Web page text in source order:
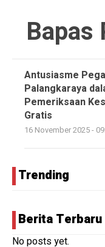
Bapas
Antusiasme
Palangkaraya
Pemeriksaan
Gratis
16 November 2025 -
Trending
Berita Terbaru
No posts yet.